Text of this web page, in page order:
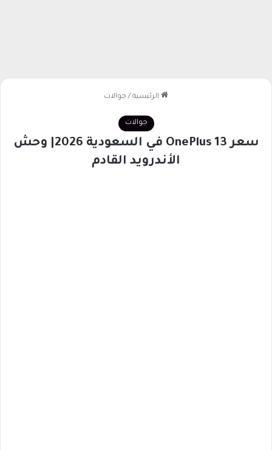
الرئيسية / جوالات
جوالات
سعر OnePlus 13 في السعودية 2026| وحش
الأندرويد القادم